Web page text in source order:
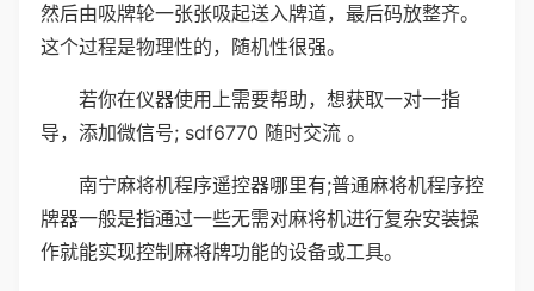
然后由吸牌轮一张张吸起送入牌道，最后码放整齐。
这个过程是物理性的，随机性很强。
若你在仪器使用上需要帮助，想获取一对一指
导，添加微信号; sdf6770 随时交流 。
南宁麻将机程序遥控器哪里有;普通麻将机程序控
牌器一般是指通过一些无需对麻将机进行复杂安装操
作就能实现控制麻将牌功能的设备或工具。